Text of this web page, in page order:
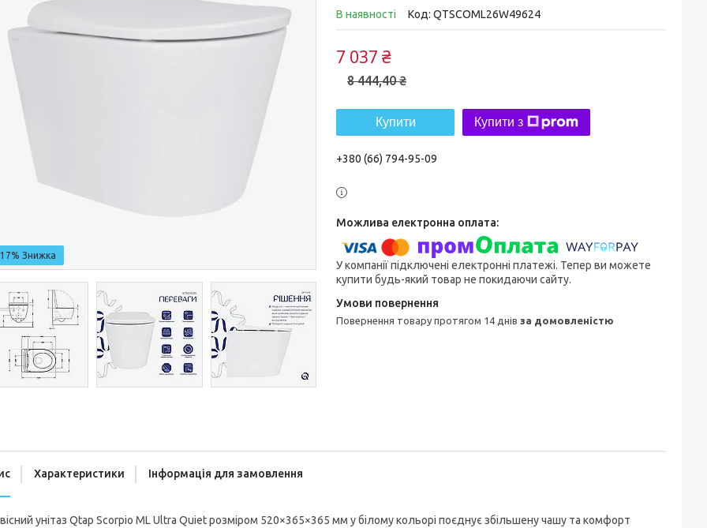
В наявності Код: QTSCOML26W49624
8 444,40 ₴
7 037 ₴
Купити Купити з
+380 (66) 794-95-09
У компанії підключені електронні платежі. Тепер ви можете
купити будь-який товар не покидаючи сайту.
повернення товару протягом 14 днів за домовленістю
Характеристики Інформація для замовлення
унітаз Qtap Scorpio ML Ultra Quiet розміром 520×365×365 мм у білому кольорі поєднує збільшену чашу та комфорт